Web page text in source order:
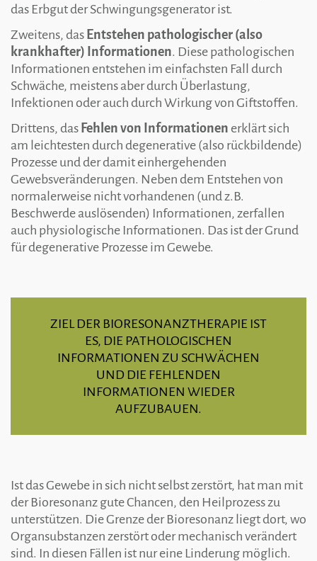
das Erbgut der Schwingungsgenerator ist.
Zweitens, das Entstehen pathologischer (also
krankhafter) Informationen. Diese pathologischen
Informationen entstehen im einfachsten Fall durch
Schwäche, meistens aber durch Überlastung,
Infektionen oder auch durch Wirkung von Giftstoffen.
Drittens, das Fehlen von Informationen erklärt sich
am leichtesten durch degenerative (also rückbildende)
Prozesse und der damit einhergehenden
Gewebsveränderungen. Neben dem Entstehen von
normalerweise nicht vorhandenen (und z.B.
Beschwerde auslösenden) Informationen, zerfallen
auch physiologische Informationen. Das ist der Grund
für degenerative Prozesse im Gewebe.
ZIEL DER BIORESONANZTHERAPIE IST
ES, DIE PATHOLOGISCHEN
INFORMATIONEN ZU SCHWÄCHEN
UND DIE FEHLENDEN
INFORMATIONEN WIEDER
AUFZUBAUEN.
Ist das Gewebe in sich nicht selbst zerstört, hat man mit
der Bioresonanz gute Chancen, den Heilprozess zu
unterstützen. Die Grenze der Bioresonanz liegt dort, wo
Organsubstanzen zerstört oder mechanisch verändert
sind. In diesen Fällen ist nur eine Linderung möglich.